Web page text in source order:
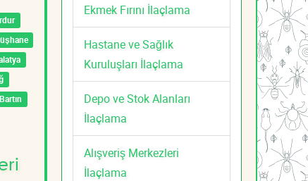
Bartın
Ekmek Fırını İlaçlama
Hastane ve Sağlık
Kuruluşları İlaçlama
Depo ve Stok Alanları
İlaçlama
Alışveriş Merkezleri
İlaçlama